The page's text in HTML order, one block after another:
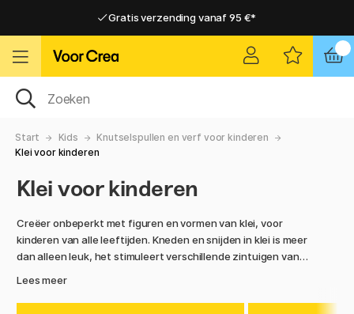
Gratis verzending vanaf 95 €*
Gratis verzending vanaf 95 €*
Start Kids
Knutselspullen en verf voor kinderen
Klei voor kinderen
Klei voor kinderen
Creëer onbeperkt met figuren en vormen van klei, voor
kinderen van alle leeftijden. Kneden en snijden in klei is meer
dan alleen leuk, het stimuleert verschillende zintuigen van
eindeloze mogelijkheden om een idee werkelijkheid te laten
Lees meer